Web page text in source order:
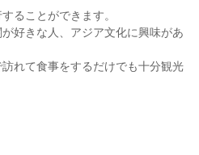
ることができます。
好きな人、アジア文化に興味があ
れて食事をするだけでも十分観光